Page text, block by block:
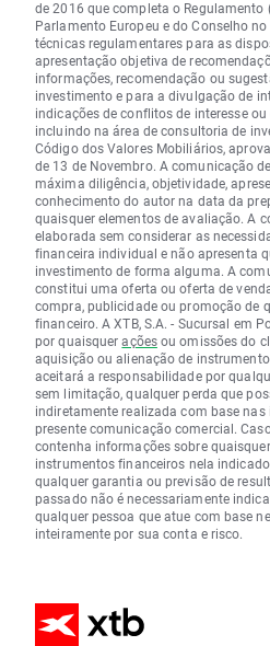
de 2016 que completa o Regulamento
Parlamento Europeu e do Conselho
técnicas regulamentares para as
apresentação objetiva de
informações, recomendação ou
investimento e para a divulgação de
indicações de conflitos de interesse
incluindo na área de consultoria de
Código dos Valores Mobiliários,
de 13 de Novembro. A comunicação
máxima diligência, objetividade,
conhecimento do autor na data da
quaisquer elementos de avaliação. A
elaborada sem considerar as
financeira individual e não apresenta
investimento de forma alguma. A
constitui uma oferta ou oferta de
compra, publicidade ou promoção de
financeiro. A XTB, S.A. - Sucursal em
por quaisqueraçõesou omissões do
aquisição ou alienação de
aceitará a responsabilidade por
sem limitação, qualquer perda que
indiretamente realizada com base
presente comunicação comercial.
contenha informações sobre
instrumentos financeiros nela
qualquer garantia ou previsão de
passado não é necessariamente
qualquer pessoa que atue com base
inteiramente por sua conta e risco.